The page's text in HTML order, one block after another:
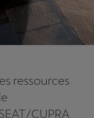
ressources
CUPRA